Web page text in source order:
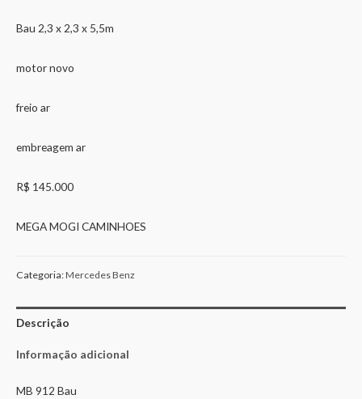
Bau 2,3 x 2,3 x 5,5m
motor novo
freio ar
embreagem ar
R$ 145.000
MEGA MOGI CAMINHOES
Categoria:Mercedes Benz
Descrição
Informação adicional
MB 912 Bau